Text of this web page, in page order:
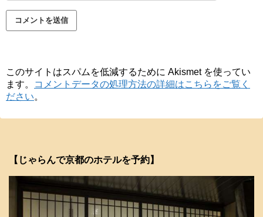
このサイトはスパムを低減するために Akismet を使ってい
ます。
コメントデータの処理方法の詳細はこちらをご覧く
ださい。
【じゃらんで京都のホテルを予約】